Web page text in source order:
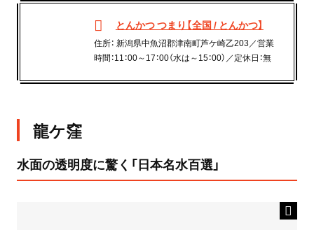
とんかつ つまり【全国 / とんかつ】
住所： 新潟県中魚沼郡津南町芦ケ崎乙203／営業
時間：11：00～17：00（水は～15：00）／定休日：無
龍ケ窪
水面の透明度に驚く「日本名水百選」